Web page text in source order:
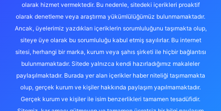
olarak hizmet vermektedir. Bu nedenle, sitedeki içerikleri proaktif
olarak denetleme veya araştırma yükümlülüğümüz bulunmamaktadır.
Ancak, üyelerimiz yazdıkları içeriklerin sorumluluğunu taşımakta olup,
siteye üye olarak bu sorumluluğu kabul etmiş sayılırlar. Bu internet
sitesi, herhangi bir marka, kurum veya şahıs şirketi ile hiçbir bağlantısı
bulunmamaktadır. Sitede yalnızca kendi hazırladığımız makaleler
paylaşılmaktadır. Burada yer alan içerikler haber niteliği taşımamakta
olup, gerçek kurum ve kişiler hakkında paylaşım yapılmamaktadır.
Gerçek kurum ve kişiler ile isim benzerlikleri tamamen tesadüfidir.